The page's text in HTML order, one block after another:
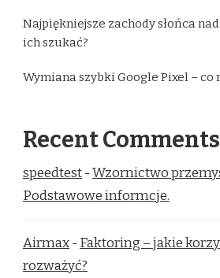
Najpiękniejsze zachody słońca
ich szukać?
Wymiana szybki Google Pixel – co
Recent Comments
speedtest-Wzornictwo
Podstawowe informcje.
Airmax- Faktoring – jakie
rozważyć?